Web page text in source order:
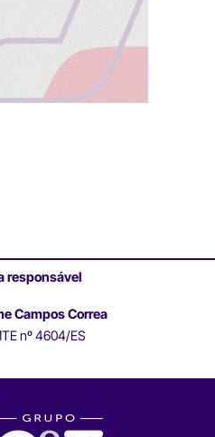
responsável
Campos Correa
nº 4604/ES